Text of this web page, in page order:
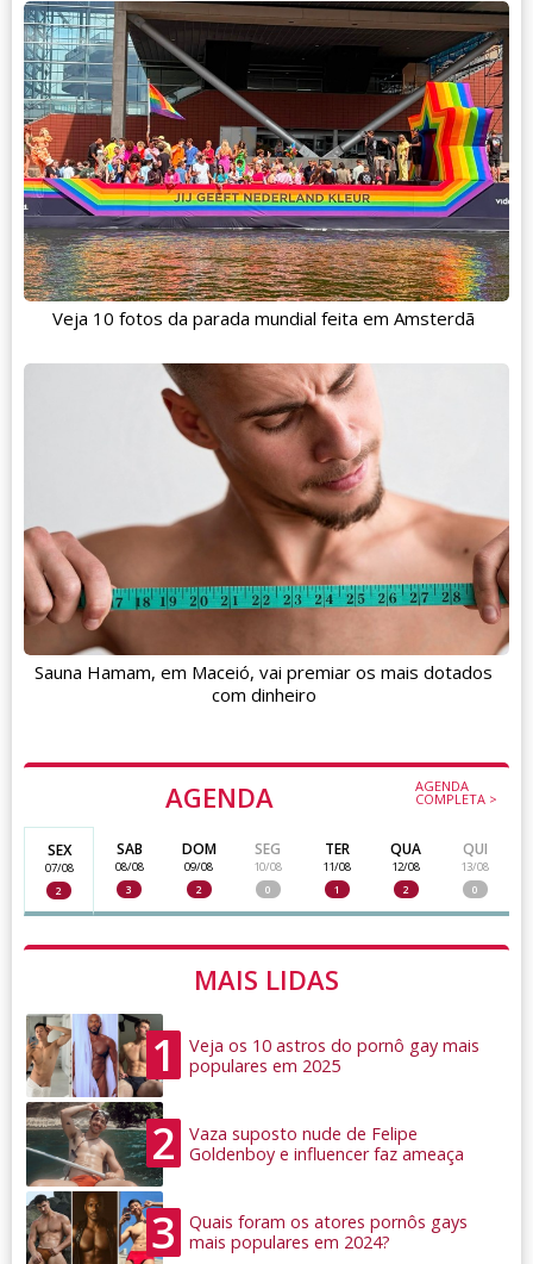
AGENDA AGENDA
COMPLETA >
SEX
07/08
2
SAB
08/08
3
DOM
09/08
2
SEG
10/08
0
TER
11/08
1
QUA
12/08
2
QUI
13/08
0
MAIS LIDAS
1
Veja os 10 astros do pornô gay mais
populares em 2025
2
Vaza suposto nude de Felipe
Goldenboy e influencer faz ameaça
3
Quais foram os atores pornôs gays
mais populares em 2024?
Veja 10 fotos da parada mundial feita em Amsterdã
Sauna Hamam, em Maceió, vai premiar os mais dotados
com dinheiro